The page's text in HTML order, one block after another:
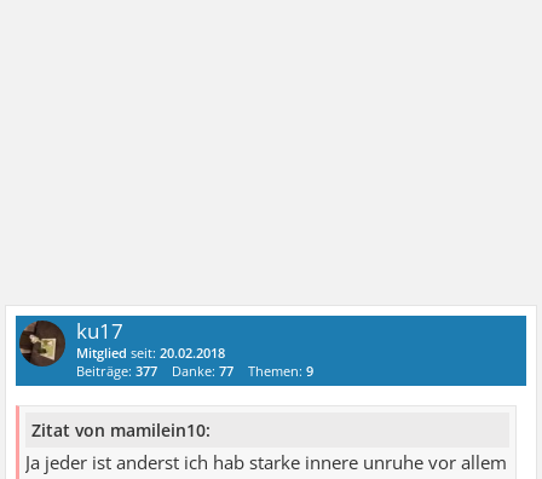
ku17
Mitglied seit:20.02.2018
Beiträge:377 Danke:77 Themen:9
Zitat von mamilein10:
Ja jeder ist anderst ich hab starke innere unruhe vor allem